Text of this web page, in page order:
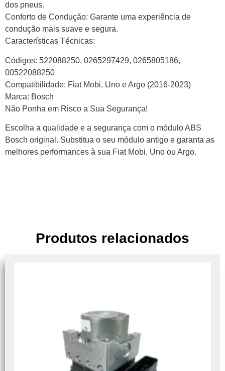
dos pneus.
Conforto de Condução: Garante uma experiência de
condução mais suave e segura.
Características Técnicas:
Códigos: 522088250, 0265297429, 0265805186,
00522088250
Compatibilidade: Fiat Mobi, Uno e Argo (2016-2023)
Marca: Bosch
Não Ponha em Risco a Sua Segurança!
Escolha a qualidade e a segurança com o módulo ABS
Bosch original. Substitua o seu módulo antigo e garanta as
melhores performances à sua Fiat Mobi, Uno ou Argo.
Produtos relacionados